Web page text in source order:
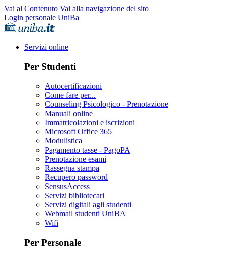
Vai al Contenuto Vai alla navigazione del sito
Login personale UniBa
Servizi online
Per Studenti
Autocertificazioni
Come fare per...
Counseling Psicologico - Prenotazione
Manuali online
Immatricolazioni e iscrizioni
Microsoft Office 365
Modulistica
Pagamento tasse - PagoPA
Prenotazione esami
Rassegna stampa
Recupero password
SensusAccess
Servizi bibliotecari
Servizi digitali agli studenti
Webmail studenti UniBA
Wifi
Per Personale